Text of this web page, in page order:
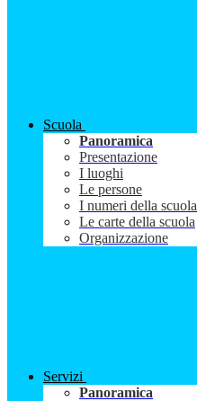
Scuola
Panoramica
Presentazione
I luoghi
Le persone
I numeri della scuola
Le carte della scuola
Organizzazione
Servizi
Panoramica